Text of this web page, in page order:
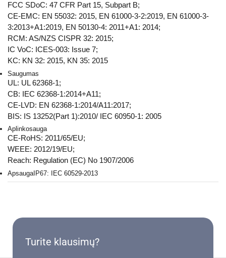
FCC SDoC: 47 CFR Part 15, Subpart B;
CE-EMC: EN 55032: 2015, EN 61000-3-2:2019, EN 61000-3-
3:2013+A1:2019, EN 50130-4: 2011+A1: 2014;
RCM: AS/NZS CISPR 32: 2015;
IC VoC: ICES-003: Issue 7;
KC: KN 32: 2015, KN 35: 2015
Saugumas
UL: UL 62368-1;
CB: IEC 62368-1:2014+A11;
CE-LVD: EN 62368-1:2014/A11:2017;
BIS: IS 13252(Part 1):2010/ IEC 60950-1: 2005
Aplinkosauga
CE-RoHS: 2011/65/EU;
WEEE: 2012/19/EU;
Reach: Regulation (EC) No 1907/2006
ApsaugaIP67: IEC 60529-2013
Turite klausimų?